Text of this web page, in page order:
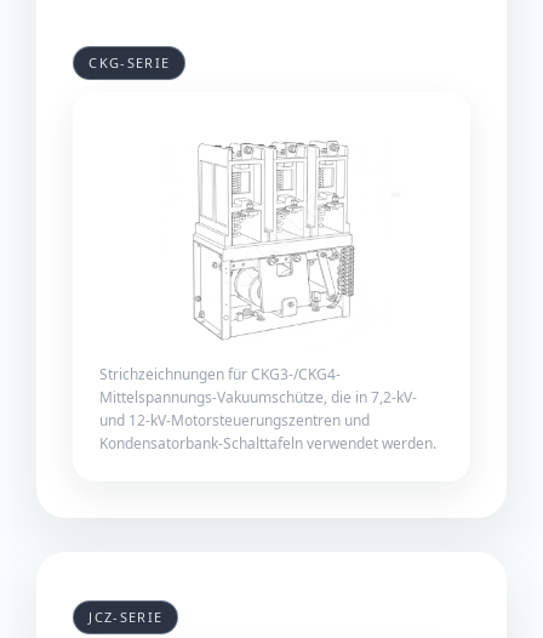
CKG-SERIE
Strichzeichnungen für CKG3-/CKG4-
Mittelspannungs-Vakuumschütze, die in 7,2-kV-
und 12-kV-Motorsteuerungszentren und
Kondensatorbank-Schalttafeln verwendet werden.
JCZ-SERIE